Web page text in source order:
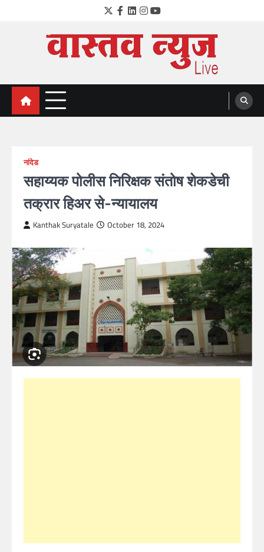
Twitter
Facebook
LinkedIn
Instagram
YouTube
VastavNEWSLive.com
a leading NEWS portal of Maharahstra
नांदेड
सहाय्यक पोलीस निरिक्षक संतोष शेकडेची
तक्रार हिअर से-न्यायालय
Kanthak Suryatale October 18, 2024